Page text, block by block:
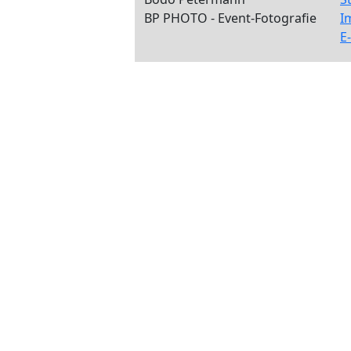
BP PHOTO - Event-Fotografie